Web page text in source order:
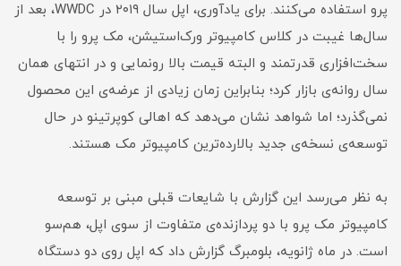
پرو استفاده می‌کنند. برای یادآوری، اپل سال ۲۰۱۹ در WWDC، بعد از
سال‌ها غیبت در کلاس کامپیوتر ورک‌استیشن، مک پرو را با
سخت‌افزاری قدرتمند و البته قیمت بالا رونمایی و در انتهای همان
سال روانه‌ی بازار کرد؛ بنابراین زمان زیادی از عرضه‌ی این محصول
نمی‌گذرد؛ اما شواهد نشان می‌دهد که اهالی کوپرتینو در حال
توسعه‌ی نسخه‌ی جدید بالارده‌ترین کامپیوتر مک هستند.
به نظر می‌رسد این گزارش با شایعات قبلی مبنی بر توسعه
کامپیوتر مک پرو با دو پردازنده‌ی متفاوت از سوی اپل، هم‌سو
است. در ماه ژانویه، بلومبرگ گزارش داد که اپل روی دو دستگاه